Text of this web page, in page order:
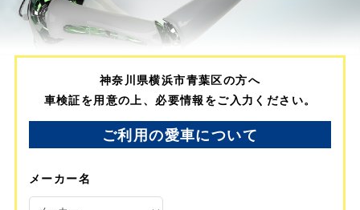
神奈川県横浜市青葉区の方へ
車検証を用意の上、必要情報をご入力ください。
ご利用の愛車について
メーカー名